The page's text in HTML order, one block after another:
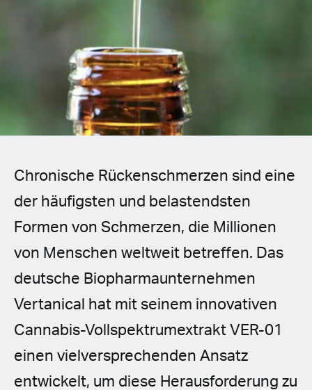
Spanish (Latin America)
Italian
Polish
Chronische Rückenschmerzen sind eine
der häufigsten und belastendsten
Formen von Schmerzen, die Millionen
von Menschen weltweit betreffen. Das
deutsche Biopharmaunternehmen
Vertanical hat mit seinem innovativen
Cannabis-Vollspektrumextrakt VER-01
einen vielversprechenden Ansatz
entwickelt, um diese Herausforderung zu